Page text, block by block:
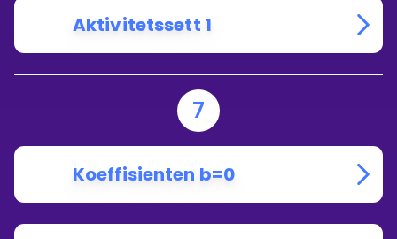
Aktivitetssett 1
7
Koeffisienten b=0